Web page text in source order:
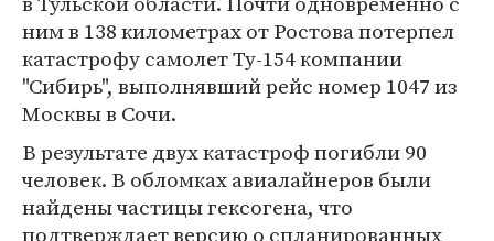
ним в 138 километрах от Ростова потерпел
катастрофу самолет Ту-154 компании
"Сибирь", выполнявший рейс номер 1047 из
Москвы в Сочи.
В результате двух катастроф погибли 90
человек. В обломках авиалайнеров были
найдены частицы гексогена, что
подтверждает версию о спланированных